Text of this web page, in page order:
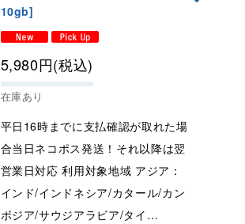
10gb]
5,980円(税込)
在庫あり
平日16時までに支払確認が取れた場
合当日ネコポス発送！それ以降は翌
営業日対応 利用対象地域 アジア：
インド/インドネシア/カタール/カン
ボジア/サウジアラビア/タイ…